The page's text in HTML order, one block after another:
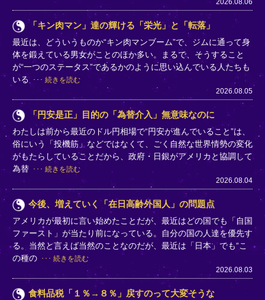
2026.08.06
「キン肉マン」達の輝ける「栄光」と「転落」
最近は、どういうものか“キン肉マンブーム”で、ジムに通って身
体を鍛えている男女がことのほか多い。まるで、そうすること
が“一つのステータス”であるかのように思い込んでいる人たちも
いる
続きを読む
2026.08.05
「円安是正」目的の「為替介入」無意味なのに
わたしは前から最近のドル円相場で“円安が進んでいること”は、
俗にいう「投機筋」などではなくて、ごく自然な世界情勢の変化
がもたらしていることだから、政府・日銀がアメリカと協調して
為替
続きを読む
2026.08.04
今後、増えていく「在日高齢外国人」の問題点
アメリカが最初に言い始めたことだが、最近はどの国でも「自国
ファースト」が当たり前になっている。自分の国の人達を優先す
る。当然と言えば当然のことなのだが、最近は「日本」でも“こ
の種の
続きを読む
2026.08.03
食料品税「１％→８％」戻すのって大変そうな